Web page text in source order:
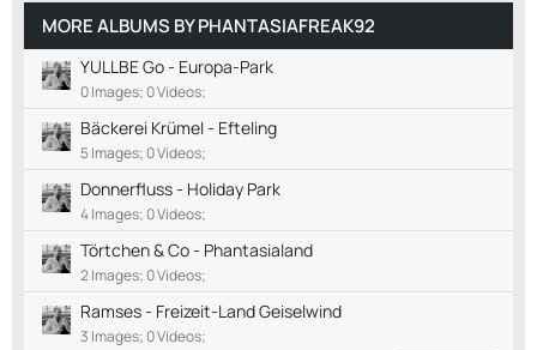
MORE ALBUMS BY PHANTASIAFREAK92
YULLBE Go - Europa-Park
0 Images; 0 Videos;
Bäckerei Krümel - Efteling
5 Images; 0 Videos;
Donnerfluss - Holiday Park
4 Images; 0 Videos;
Törtchen & Co - Phantasialand
2 Images; 0 Videos;
Ramses - Freizeit-Land Geiselwind
3 Images; 0 Videos;